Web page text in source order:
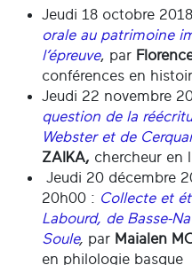
Jeudi 18 octobre
orale au patrimoine
l’épreuve, par
conférences en
Jeudi 22 novembre
question de la
Webster et de
ZAIKA, chercheur en
Jeudi 20 décembre
20h00 : Collecte et
Labourd, de Basse-
Soule, par Maialen
en philologie basque